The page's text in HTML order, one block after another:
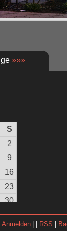
»»»
S
2
9
16
23
30
Anmelden RSS